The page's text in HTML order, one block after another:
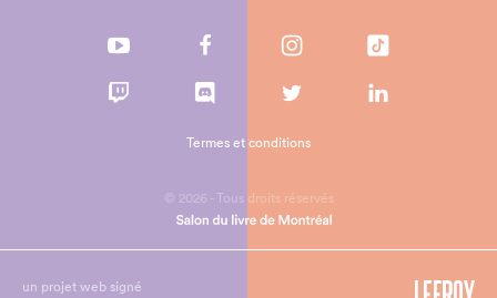
© 2026 - Tous droits réservés
Termes et conditions
un projet web signé